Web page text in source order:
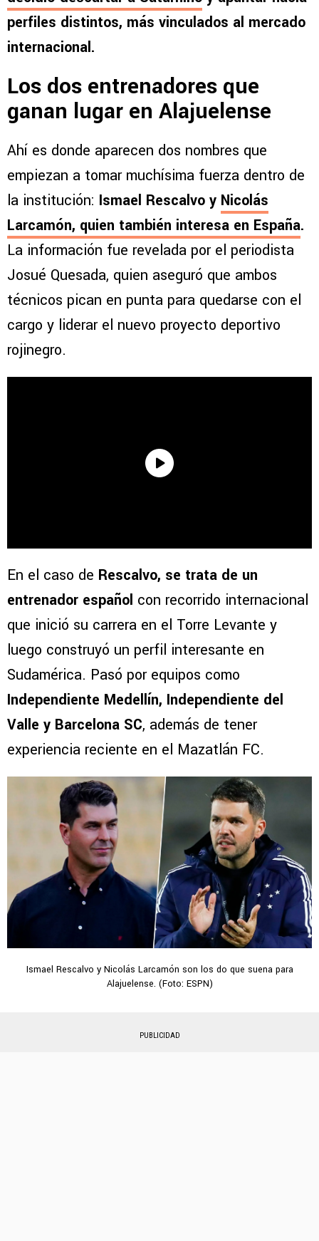
perfiles distintos, más vinculados al mercado
internacional.
Los dos entrenadores que
ganan lugar en Alajuelense
Ahí es donde aparecen dos nombres que
empiezan a tomar muchísima fuerza dentro de
la institución: Ismael Rescalvo y Nicolás
Larcamón, quien también interesa en España.
La información fue revelada por el periodista
Josué Quesada, quien aseguró que ambos
técnicos pican en punta para quedarse con el
cargo y liderar el nuevo proyecto deportivo
rojinegro.
En el caso de Rescalvo, se trata de un
entrenador español con recorrido internacional
que inició su carrera en el Torre Levante y
luego construyó un perfil interesante en
Sudamérica. Pasó por equipos como
Independiente Medellín, Independiente del
Valle y Barcelona SC, además de tener
experiencia reciente en el Mazatlán FC.
Ismael Rescalvo y Nicolás Larcamón son los do que suena para
Alajuelense. (Foto: ESPN)
PUBLICIDAD